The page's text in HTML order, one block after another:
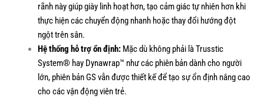
rãnh này giúp giày linh hoạt hơn, tạo cảm giác tự nhiên hơn khi
thực hiện các chuyển động nhanh hoặc thay đổi hướng đột
ngột trên sân.
Hệ thống hỗ trợ ổn định:Mặc dù không phải là Trusstic
System® hay Dynawrap™ như các phiên bản dành cho người
lớn, phiên bản GS vẫn được thiết kế để tạo sự ổn định nâng cao
cho các vận động viên trẻ.